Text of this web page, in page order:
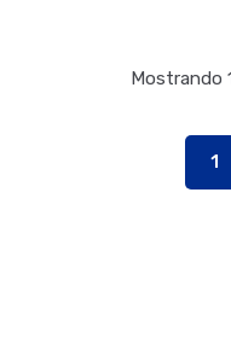
Mostrando
1